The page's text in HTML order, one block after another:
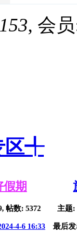
, 会
区╃
假期
帖数: 5372
4-6 16:33
主题:
最后